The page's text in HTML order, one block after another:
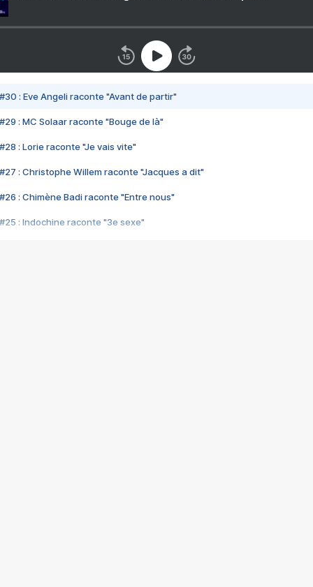
#30 : Eve Angeli raconte "Avant de partir"
#29 : MC Solaar raconte "Bouge de là"
#28 : Lorie raconte "Je vais vite"
#27 : Christophe Willem raconte "Jacques a dit"
#26 : Chimène Badi raconte "Entre nous"
#25 : Indochine raconte "3e sexe"